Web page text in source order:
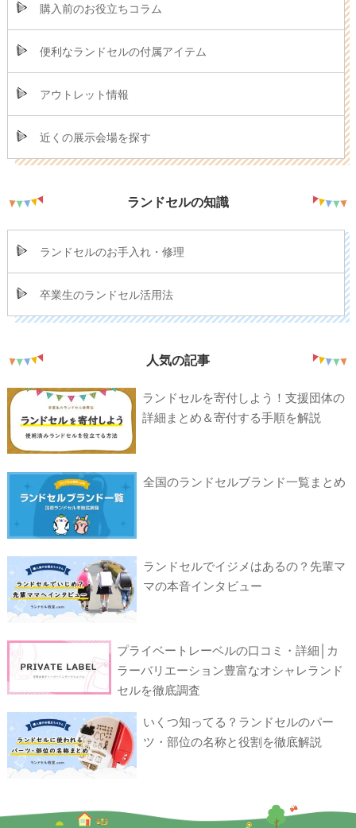
購入前のお役立ちコラム
便利なランドセルの付属アイテム
アウトレット情報
近くの展示会場を探す
ランドセルの知識
ランドセルのお手入れ・修理
卒業生のランドセル活用法
人気の記事
ランドセルを寄付しよう！支援団体の
詳細まとめ＆寄付する手順を解説
全国のランドセルブランド一覧まとめ
ランドセルでイジメはあるの？先輩マ
マの本音インタビュー
プライベートレーベルの口コミ・詳細│カ
ラーバリエーション豊富なオシャレランド
セルを徹底調査
いくつ知ってる？ランドセルのパー
ツ・部位の名称と役割を徹底解説